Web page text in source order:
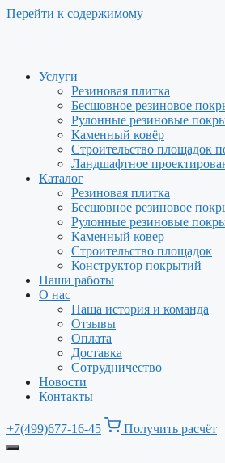
Перейти к содержимому
Услуги
Резиновая плитка
Бесшовное резиновое
Рулонные резиновые
Каменный ковёр
Строительство площадок
Ландшафтное
Каталог
Резиновая плитка
Бесшовное резиновое
Рулонные резиновые
Каменный ковер
Строительство площадок
Конструктор покрытий
Наши работы
О нас
Наша история и команда
Отзывы
Оплата
Доставка
Сотрудничество
Новости
Контакты
+7(499)677-16-45 Получить расчёт